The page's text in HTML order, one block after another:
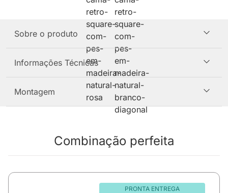
Sobre o produto
Informações Técnicas
Montagem
Combinação perfeita
PRONTA ENTREGA